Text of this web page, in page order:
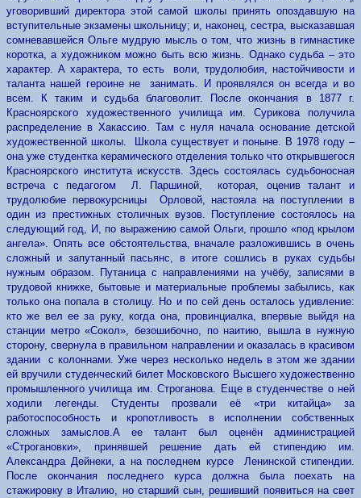
уговоривший директора этой самой школы принять опоздавшую на
вступительные экзамены школьницу; и, наконец, сестра, высказавшая
сомневавшейся Ольге мудрую мысль о том, что жизнь в гимнастике
коротка, а художником можно быть всю жизнь. Однако судьба – это
характер. А характера, то есть воли, трудолюбия, настойчивости и
таланта нашей героине не занимать. И проявлялся он всегда и во
всем. К таким и судьба благоволит. После окончания в 1877 г.
Красноярского художественного училища им. Сурикова получила
распределение в Хакассию. Там с нуля начала основание детской
художественной школы. Школа существует и поныне. В 1978 году –
она уже студентка керамического отделения только что открывшегося
Красноярского института искусств. Здесь состоялась судьбоносная
встреча с педагогом Л. Паршиной, которая, оценив талант и
трудолюбие первокурсницы Орловой, настояла на поступлении в
один из престижных столичных вузов. Поступление состоялось на
следующий год, И, по выражению самой Ольги, прошло «под крылом
ангела». Опять все обстоятельства, вначале разложившись в очень
сложный и запутанный пасьянс, в итоге сошлись в руках судьбы
нужным образом. Путаница с направлениями на учёбу, записями в
трудовой книжке, бытовые и материальные проблемы забылись, как
только она попала в столицу. Но и по сей день осталось удивление:
кто же вел ее за руку, когда она, провинциалка, впервые выйдя на
станции метро «Сокол», безошибочно, по наитию, вышла в нужную
сторону, свернула в правильном направлении и оказалась в красивом
здании с колоннами. Уже через несколько недель в этом же здании
ей вручили студенческий билет Московского Высшего художественно
промышленного училища им. Строганова. Еще в студенчестве о ней
ходили легенды. Студенты прозвали её «три китайца» за
работоспособность и кропотливость в исполнении собственных
сложных замыслов.А ее талант был оценён администрацией
«Строгановки», принявшей решение дать ей стипендию им.
Александра Дейнеки, а на последнем курсе Ленинской стипендии.
После окончания последнего курса должна была поехать на
стажировку в Италию, но старший сын, решивший появиться на свет